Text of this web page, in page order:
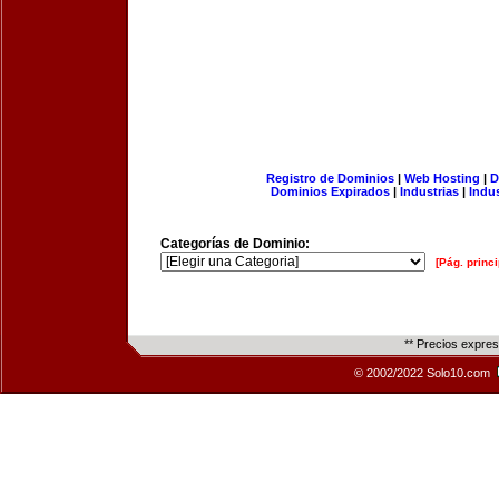
Registro de Dominios| Web Hosting |
Dominios Expirados | Industrias |
Categorías de Dominio:
[Pág.
** Precios
© 2002/2022 Solo10.com